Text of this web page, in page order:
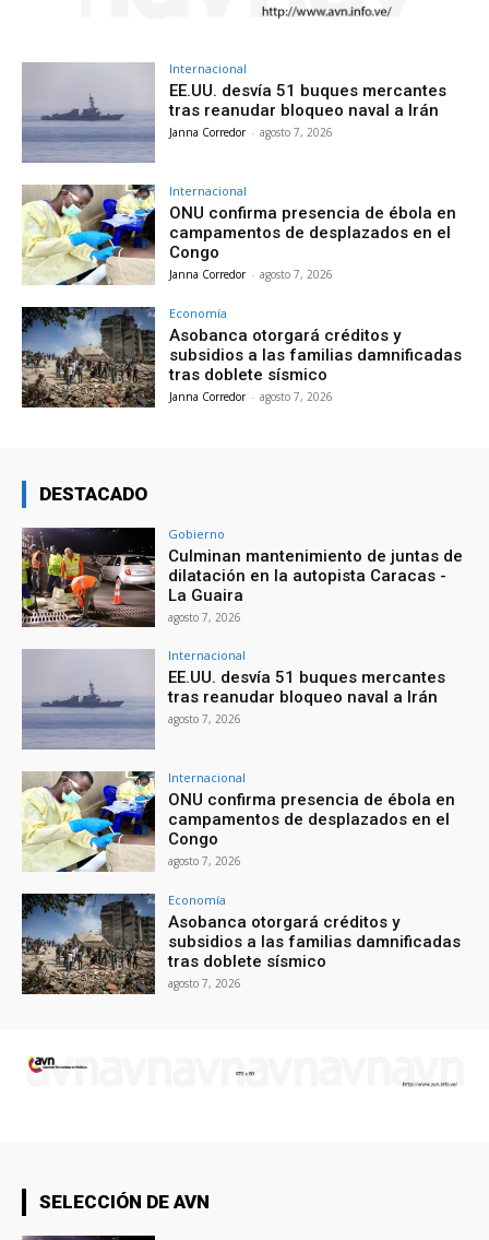
Internacional
EE.UU. desvía 51 buques mercantes
tras reanudar bloqueo naval a Irán
Janna Corredor - agosto 7, 2026
Internacional
ONU confirma presencia de ébola en
campamentos de desplazados en el
Congo
Janna Corredor - agosto 7, 2026
Economía
Asobanca otorgará créditos y
subsidios a las familias damnificadas
tras doblete sísmico
Janna Corredor - agosto 7, 2026
DESTACADO
Gobierno
Culminan mantenimiento de juntas de
dilatación en la autopista Caracas -
La Guaira
agosto 7, 2026
Internacional
EE.UU. desvía 51 buques mercantes
tras reanudar bloqueo naval a Irán
agosto 7, 2026
Internacional
ONU confirma presencia de ébola en
campamentos de desplazados en el
Congo
agosto 7, 2026
Economía
Asobanca otorgará créditos y
subsidios a las familias damnificadas
tras doblete sísmico
agosto 7, 2026
SELECCIÓN DE AVN